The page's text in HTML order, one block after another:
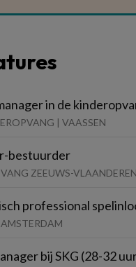
in de
| VAASSEN
bestuurder
ZEEUWS-
professional
bij SKG (28-32